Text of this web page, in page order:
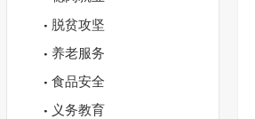
脱贫攻坚
养老服务
食品安全
义务教育